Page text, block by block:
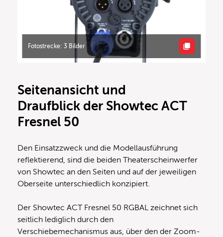
Fotostrecke: 3 Bilder
Seitenansicht und
Draufblick der Showtec ACT
Fresnel 50
Den Einsatzzweck und die Modellausführung
reflektierend, sind die beiden Theaterscheinwerfer
von Showtec an den Seiten und auf der jeweiligen
Oberseite unterschiedlich konzipiert.
Der Showtec ACT Fresnel 50 RGBAL zeichnet sich
seitlich lediglich durch den
Verschiebemechanismus aus, über den der Zoom-